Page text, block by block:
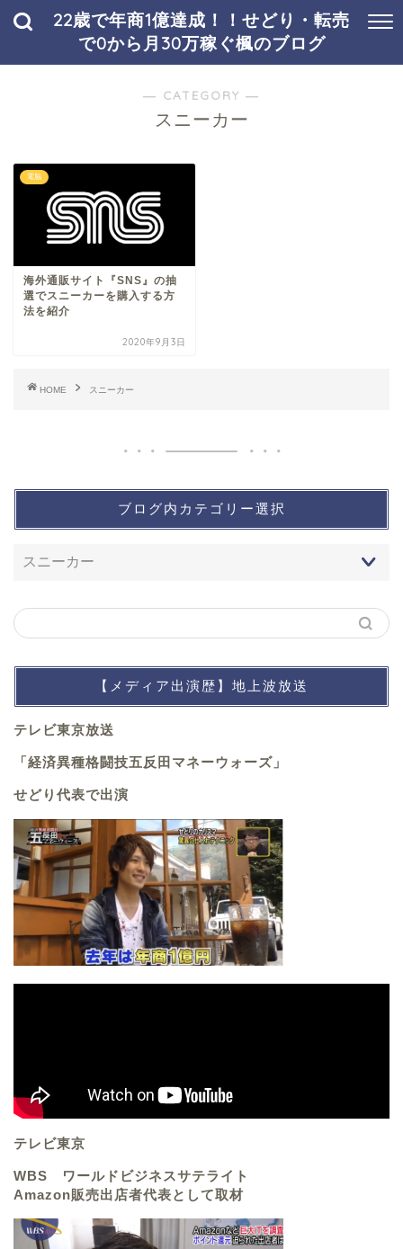
22歳で年商1億達成！！せどり・転売
で0から月30万稼ぐ楓のブログ
― CATEGORY ―
スニーカー
電脳
海外通販サイト『SNS』の抽
選でスニーカーを購入する方
法を紹介
2020年9月3日
HOME スニーカー
ブログ内カテゴリー選択
【メディア出演歴】地上波放送
テレビ東京放送
「経済異種格闘技五反田マネーウォーズ」
せどり代表で出演
テレビ東京
WBS ワールドビジネスサテライト
Amazon販売出店者代表として取材